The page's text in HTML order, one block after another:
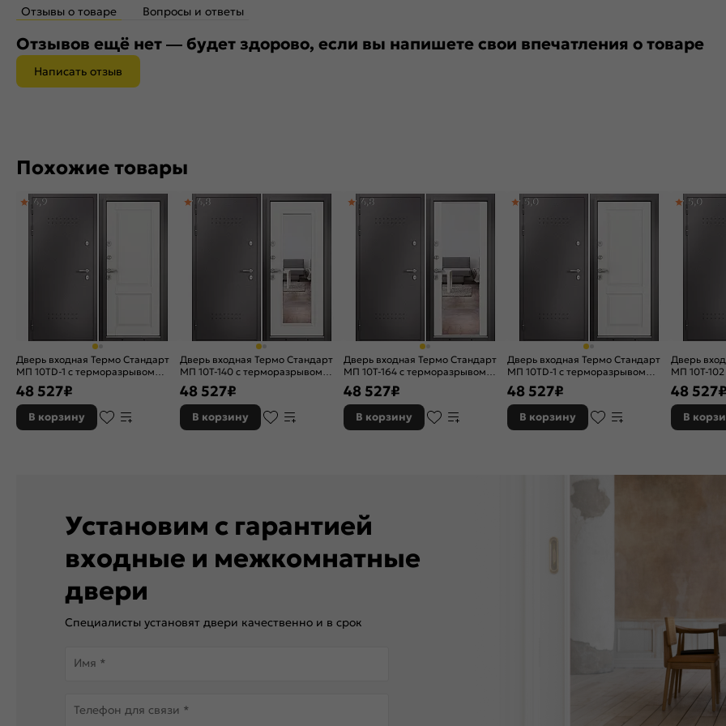
Отзывы о товаре Вопросы и ответы
Отзывов ещё нет — будет здорово, если вы напишете свои впечатления о товаре
Написать отзыв
Похожие товары
Дверь входная Термо Стандарт
МП 10TD-1 с терморазрывом
Шоколад букле/Белый ларче, 2
замка, с ночной задвижкой
4,9
48 527₽
В корзину
Дверь входная Термо Стандарт
МП 10T-140 с терморазрывом
Шоколад букле/Белый ларче, 2
замка, с ночной задвижкой
4,8
48 527₽
В корзину
Дверь входная Термо Стандарт
МП 10T-164 с терморазрывом
Шоколад букле/Белый ларче, 2
замка, с ночной задвижкой
4,8
48 527₽
В корзину
Дверь входная Термо Стандарт
МП 10TD-1 с терморазрывом
Шоколад букле/Белый софт, 2
замка, с ночной задвижкой
5,0
48 527₽
В корзину
Дверь
МП 10T-
Шоколад
матовый, 2
задвижкой
5,0
48 527₽
В
Установим с гарантией
входные и межкомнатные
двери
Специалисты установят двери качественно и в срок
Имя *
Телефон для связи *